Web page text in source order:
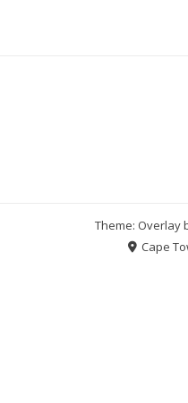
Theme: Overlay
Cape